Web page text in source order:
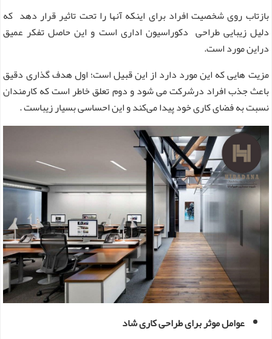
بازتاب روی شخصیت افراد برای اینکه آنها را تحت تاثیر قرار دهد که
دلیل زیبایی طراحی دکوراسیون اداری است و این حاصل تفکر عمیق
دراین مورد است.
مزیت هایی که این مورد دارد از این قبیل است؛ اول هدف گذاری دقیق
باعث جذب افراد درشرکت می شود و دوم تعلق خاطر است که کارمندان
نسبت به فضای کاری خود پیدا می‌کند و این احساسی بسیار زیباست .
عوامل موثر برای طراحی کاری شاد